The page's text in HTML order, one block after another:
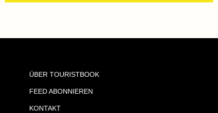
ÜBER TOURISTBOOK
FEED ABONNIEREN
KONTAKT